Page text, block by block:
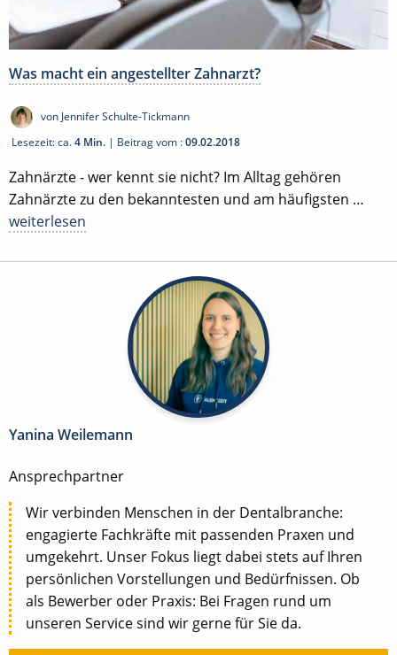
Was macht ein angestellter Zahnarzt?
von Jennifer Schulte-Tickmann
Lesezeit: ca.4 Min. | Beitrag vom :09.02.2018
Zahnärzte - wer kennt sie nicht? Im Alltag gehören
Zahnärzte zu den bekanntesten und am häufigsten …
weiterlesen
Yanina Weilemann
Ansprechpartner
Wir verbinden Menschen in der Dentalbranche:
engagierte Fachkräfte mit passenden Praxen und
umgekehrt. Unser Fokus liegt dabei stets auf Ihren
persönlichen Vorstellungen und Bedürfnissen. Ob
als Bewerber oder Praxis: Bei Fragen rund um
unseren Service sind wir gerne für Sie da.